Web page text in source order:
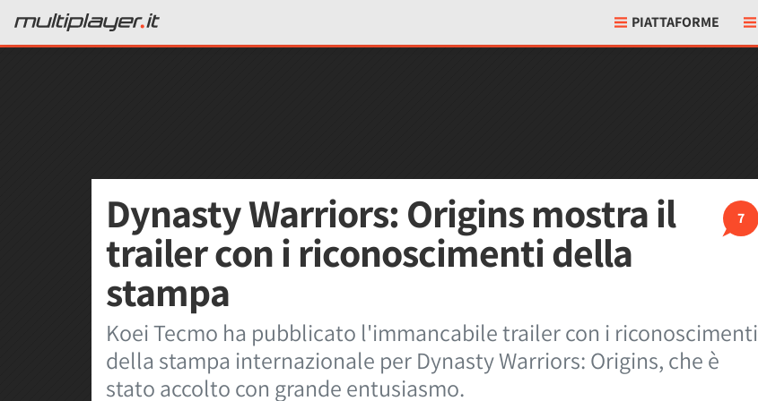
PIATTAFORME
7
Dynasty Warriors: Origins mostra il
trailer con i riconoscimenti della
stampa
Koei Tecmo ha pubblicato l'immancabile trailer con i riconoscimenti
della stampa internazionale per Dynasty Warriors: Origins, che è
stato accolto con grande entusiasmo.